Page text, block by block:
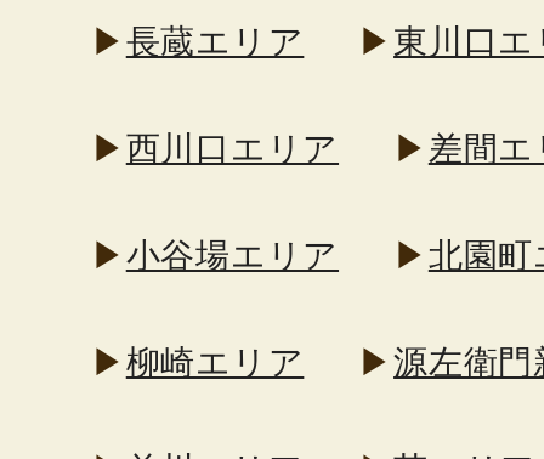
▶長蔵エリア ▶ 東川口エ
▶西川口エリア ▶ 差間エ
▶小谷場エリア ▶北園町
▶柳崎エリア ▶源左衛